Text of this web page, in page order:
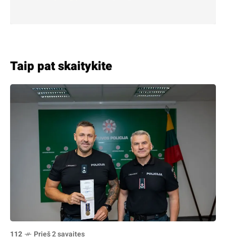
Taip pat skaitykite
112 Prieš 2 savaites